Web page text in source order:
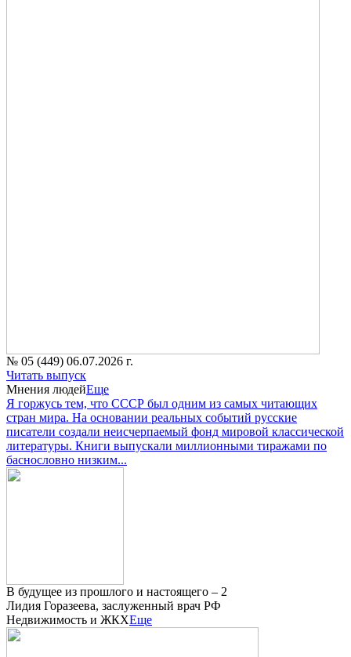
№ 05 (449) 06.07.2026 г.
Читать выпуск
Мнения людейЕще
Я горжусь тем, что СССР был одним из самых читающих
стран мира. На основании реальных событий русские
писатели создали неисчерпаемый фонд мировой классической
литературы. Книги выпускали миллионными тиражами по
баснословно низким...
В будущее из прошлого и настоящего – 2
Лидия Горазеева, заслуженный врач РФ
Недвижимость и ЖКХЕще